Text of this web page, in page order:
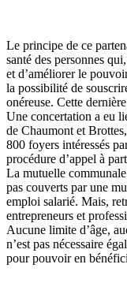
Le principe de ce
santé des personnes
et d’améliorer le
la possibilité de
onéreuse. Cette
Une concertation a eu
de Chaumont et
800 foyers intéressés
procédure d’appel à
La mutuelle
pas couverts par une
emploi salarié. Mais,
entrepreneurs et
Aucune limite d’âge,
n’est pas nécessaire
pour pouvoir en